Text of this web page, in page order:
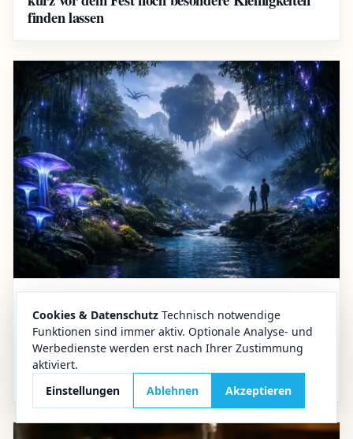
Cookies & Datenschutz Technisch notwendige
Funktionen sind immer aktiv. Optionale Analyse- und
Werbedienste werden erst nach Ihrer Zustimmung
aktiviert.
Einstellungen
Ablehnen Akzeptieren
finden lassen
Zwischen Sehnsucht und Realität
Wo man den neuen Avatar im Harz sehen kann –
und was das Erlebnis tatsächlich verspricht